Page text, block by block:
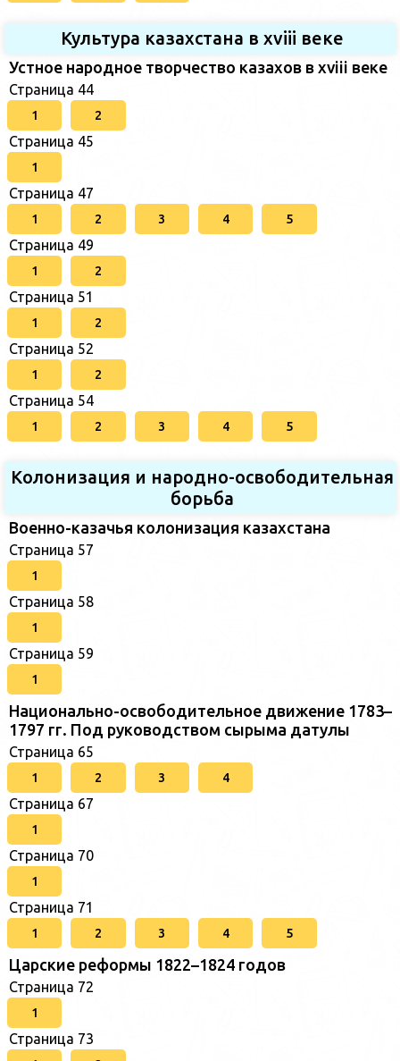
Культура казахстана в xviii веке
Устное народное творчество казахов в xviii веке
Страница 44
1 2
Страница 45
1
Страница 47
1 2 3 4 5
Страница 49
1 2
Страница 51
1 2
Страница 52
1 2
Страница 54
1 2 3 4 5
Колонизация и народно-освободительная
борьба
Военно-казачья колонизация казахстана
Страница 57
1
Страница 58
1
Страница 59
1
Национально-освободительное движение 1783–
1797 гг. Под руководством сырыма датулы
Страница 65
1 2 3 4
Страница 67
1
Страница 70
1
Страница 71
1 2 3 4 5
Царские реформы 1822–1824 годов
Страница 72
1
Страница 73